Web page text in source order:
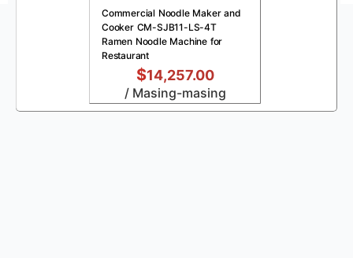
Commercial Noodle Maker and
Cooker CM-SJB11-LS-4T
Ramen Noodle Machine for
Restaurant
$14,257.00
/ Masing-masing